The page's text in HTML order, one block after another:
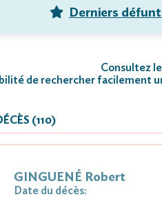
Derniers
Consultez
de rechercher facilement
(110)
GINGUENÉ Robert
Date du décès: